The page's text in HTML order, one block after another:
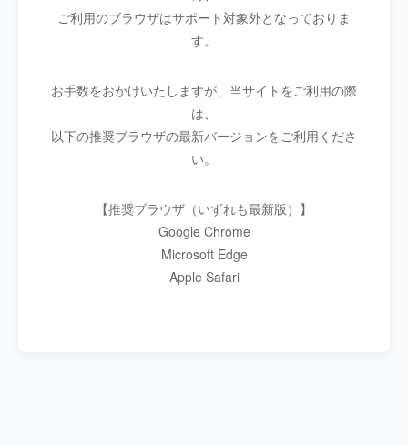
ご利用のブラウザはサポート対象外となっておりま
す。
お手数をおかけいたしますが、当サイトをご利用の際
は、
以下の推奨ブラウザの最新バージョンをご利用くださ
い。
【推奨ブラウザ（いずれも最新版）】
Google Chrome
Microsoft Edge
Apple Safari